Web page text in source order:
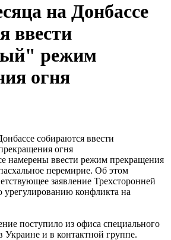
на Донбассе
ввести
режим
огня
намерены ввести режим прекращения
перемирие. Об этом
заявление Трехсторонней
урегулированию конфликта на
поступило из офиса специального
Украине и в контактной группе.